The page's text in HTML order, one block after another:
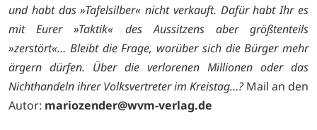
und habt das »Tafelsilber« nicht verkauft. Dafür habt Ihr es
mit Eurer »Taktik« des Aussitzens aber größtenteils
»zerstört«… Bleibt die Frage, worüber sich die Bürger mehr
ärgern dürfen. Über die verlorenen Millionen oder das
Nichthandeln ihrer Volksvertreter im Kreistag…?Mail an den
Autor: mariozender@wvm-verlag.de